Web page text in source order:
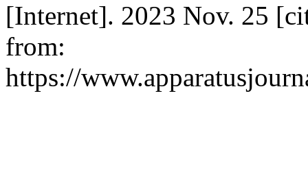
[Internet]. 2023 Nov. 25
from:
https://